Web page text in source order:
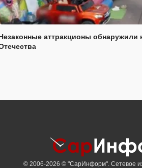
аттракционы обнаружили
© 2006-2026 © "СарИнформ". Сетевое